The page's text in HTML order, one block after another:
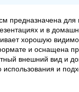
предназначена для
и в
хорошую
и оснащена
внешний вид и
и